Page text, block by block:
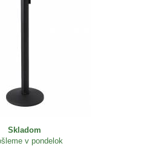
Skladom
v pondelok